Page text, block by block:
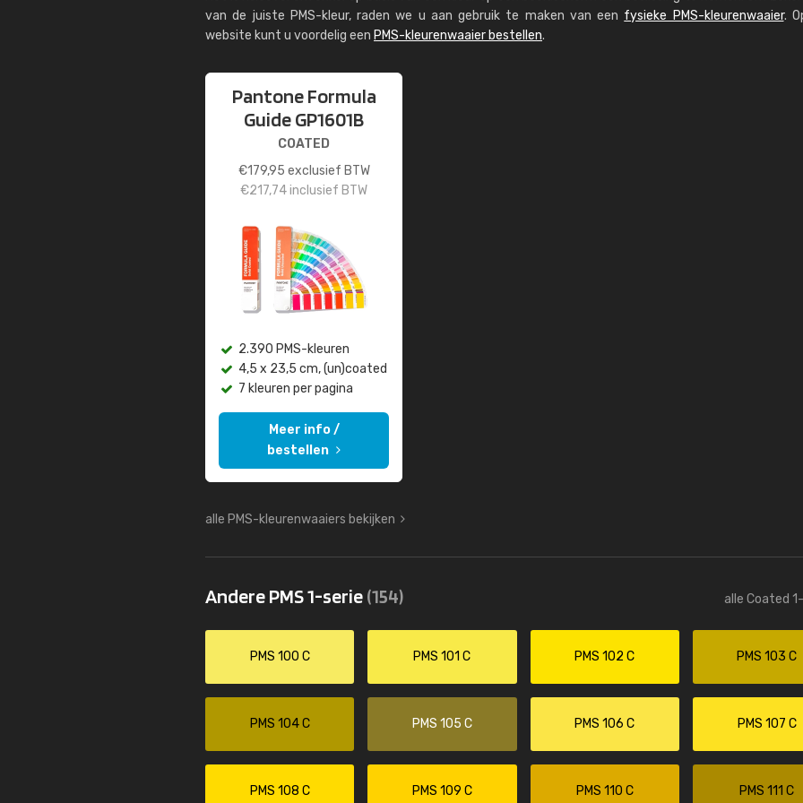
van de juiste PMS-kleur, raden we u aan gebruik te maken van een fysieke PMS-kleurenwaaier.
website kunt u voordelig een PMS-kleurenwaaier bestellen.
Pantone Formula
Guide GP1601B
COATED
€179,95 exclusief BTW
€217,74inclusief BTW
2.390 PMS-kleuren
4,5 x 23,5 cm, (un)coated
7 kleuren per pagina
Meer info /
bestellen
alle PMS-kleurenwaaiers bekijken
Andere PMS 1-serie(154) alle Coated
PMS 100 C PMS 101 C PMS 102 C PMS 103 C
PMS 104 C PMS 105 C PMS 106 C PMS 107 C
PMS 108 C PMS 109 C PMS 110 C PMS 111 C